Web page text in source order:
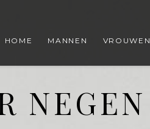
HOME MANNEN VROUWEN
NEGEN